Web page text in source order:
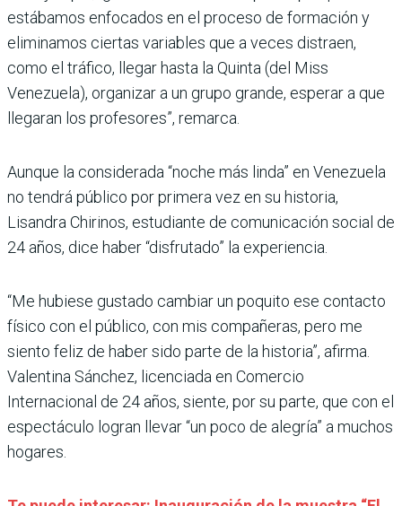
estábamos enfocados en el proceso de formación y
eliminamos ciertas variables que a veces distraen,
como el tráfico, llegar hasta la Quinta (del Miss
Venezuela), organizar a un grupo grande, esperar a que
llegaran los profesores”, remarca.
Aunque la considerada “noche más linda” en Venezuela
no tendrá público por primera vez en su historia,
Lisandra Chirinos, estudiante de comunicación social de
24 años, dice haber “disfrutado” la experiencia.
“Me hubiese gustado cambiar un poquito ese contacto
físico con el público, con mis compañeras, pero me
siento feliz de haber sido parte de la historia”, afirma.
Valentina Sánchez, licenciada en Comercio
Internacional de 24 años, siente, por su parte, que con el
espectáculo logran llevar “un poco de alegría” a muchos
hogares.